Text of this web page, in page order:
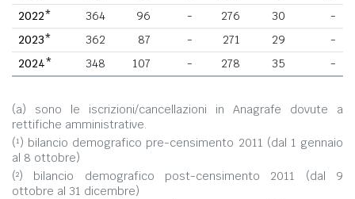
2022*
364 96 - 276 30
-
2023*
362 87 - 271 29
-
2024*
348 107 - 278 35 -
(a) sono le iscrizioni/cancellazioni in Anagrafe dovute a
rettifiche amministrative.
(¹) bilancio demografico pre-censimento 2011 (dal 1 gennaio
al 8 ottobre)
(²) bilancio demografico post-censimento 2011 (dal 9
ottobre al 31 dicembre)